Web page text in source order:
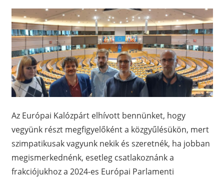
Az Európai Kalózpárt elhívott bennünket, hogy
vegyünk részt megfigyelőként a közgyűlésükön, mert
szimpatikusak vagyunk nekik és szeretnék, ha jobban
megismerkednénk, esetleg csatlakoznánk a
frakciójukhoz a 2024-es Európai Parlamenti